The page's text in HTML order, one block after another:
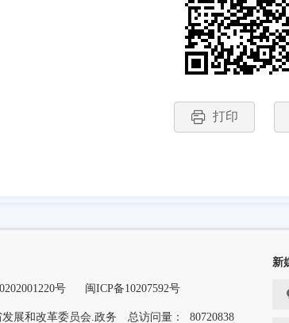
打印
号 闽ICP备10207592号
展和改革委员会.政务 总访问量： 80720838
新